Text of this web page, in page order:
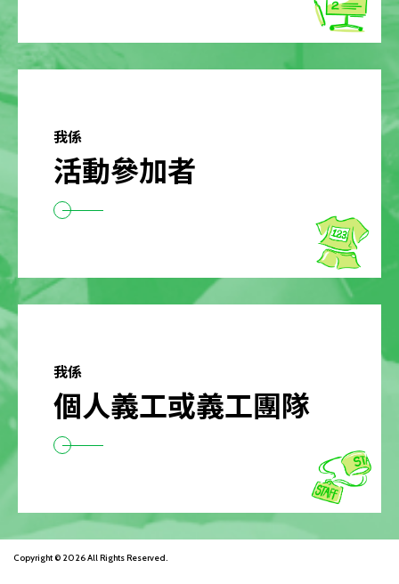
我係
活動參加者
我係
個人義工或義工團隊
Copyright © 2026 All Rights Reserved.